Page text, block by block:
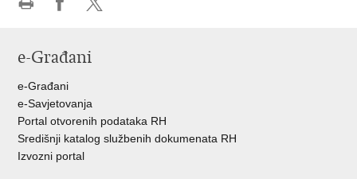
FacebookuTwitteru
e-Građani
e-Građani
e-Savjetovanja
Portal otvorenih podataka RH
Središnji katalog službenih dokumenata RH
Izvozni portal